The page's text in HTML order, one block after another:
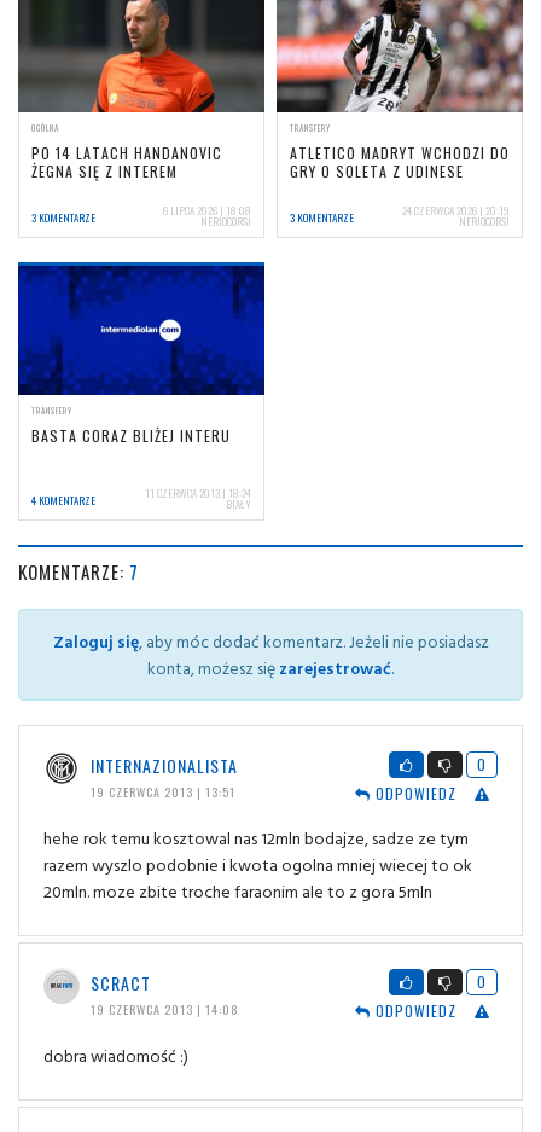
OGÓLNA
PO 14 LATACH HANDANOVIC
ŻEGNA SIĘ Z INTEREM
3 KOMENTARZE 6 LIPCA 2026 | 18:08
NERIOCORSI
TRANSFERY
ATLETICO MADRYT WCHODZI DO
GRY O SOLETA Z UDINESE
3 KOMENTARZE 24 CZERWCA 2026 | 20:19
NERIOCORSI
TRANSFERY
BASTA CORAZ BLIŻEJ INTERU
4 KOMENTARZE 11 CZERWCA 2013 | 18:24
BIAŁY
KOMENTARZE: 7
Zaloguj się, aby móc dodać komentarz. Jeżeli nie posiadasz
konta, możesz sięzarejestrować.
INTERNAZIONALISTA
19 CZERWCA 2013 | 13:51
0
ODPOWIEDZ
hehe rok temu kosztowal nas 12mln bodajze, sadze ze tym
razem wyszlo podobnie i kwota ogolna mniej wiecej to ok
20mln. moze zbite troche faraonim ale to z gora 5mln
SCRACT
19 CZERWCA 2013 | 14:08
0
ODPOWIEDZ
dobra wiadomość :)